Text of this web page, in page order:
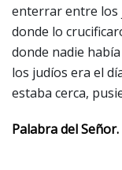
enterrar entre los
donde lo
donde nadie
los judíos era el
estaba cerca,
Palabra del Señor.